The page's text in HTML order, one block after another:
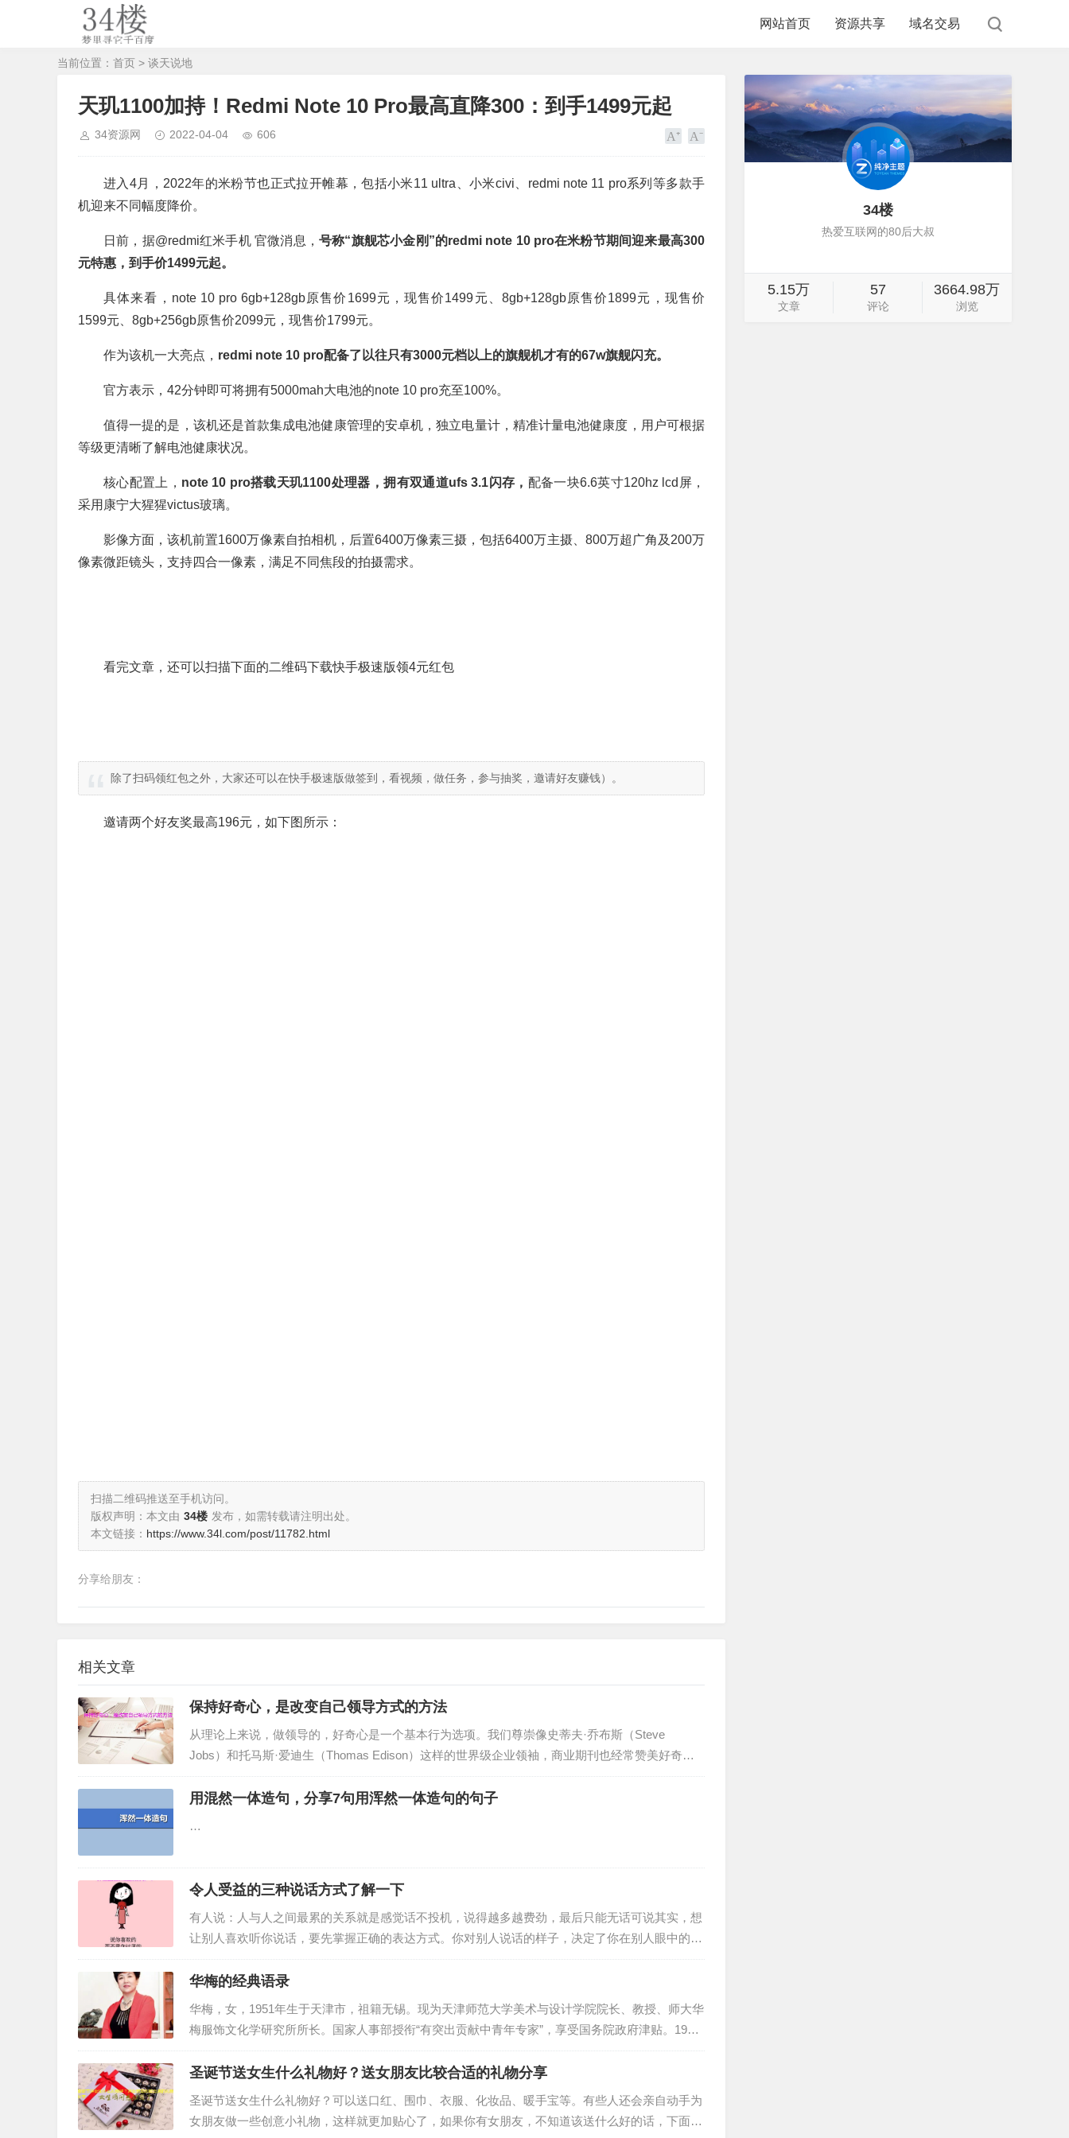
网站首页 资源共享 域名交易
当前位置： 首页 > 谈天说地
天玑1100加持！Redmi Note 10 Pro最高直降300：到手1499元起
34资源网 2022-04-04 606
进入4月，2022年的米粉节也正式拉开帷幕，包括小米11 ultra、小米civi、redmi note 11 pro系列等多款手
机迎来不同幅度降价。
日前，据@redmi红米手机 官微消息， 号称“旗舰芯小金刚”的redmi note 10 pro在米粉节期间迎来最高300
元特惠，到手价1499元起。
具体来看，note 10 pro 6gb+128gb原售价1699元，现售价1499元、8gb+128gb原售价1899元，现售价
1599元、8gb+256gb原售价2099元，现售价1799元。
作为该机一大亮点， redmi note 10 pro配备了以往只有3000元档以上的旗舰机才有的67w旗舰闪充。
官方表示，42分钟即可将拥有5000mah大电池的note 10 pro充至100%。
值得一提的是，该机还是首款集成电池健康管理的安卓机，独立电量计，精准计量电池健康度，用户可根据
等级更清晰了解电池健康状况。
核心配置上， note 10 pro搭载天玑1100处理器，拥有双通道ufs 3.1闪存， 配备一块6.6英寸120hz lcd屏，
采用康宁大猩猩victus玻璃。
影像方面，该机前置1600万像素自拍相机，后置6400万像素三摄，包括6400万主摄、800万超广角及200万
像素微距镜头，支持四合一像素，满足不同焦段的拍摄需求。
看完文章，还可以扫描下面的二维码下载快手极速版领4元红包
除了扫码领红包之外，大家还可以在快手极速版做签到，看视频，做任务，参与抽奖，邀请好友赚钱）。
邀请两个好友奖最高196元，如下图所示：
扫描二维码推送至手机访问。
版权声明：本文由 34楼 发布，如需转载请注明出处。
本文链接： https://www.34l.com/post/11782.html
分享给朋友：
相关文章
保持好奇心，是改变自己领导方式的方法
从理论上来说，做领导的，好奇心是一个基本行为选项。我们尊崇像史蒂夫·乔布斯（Steve
Jobs）和托马斯·爱迪生（Thomas Edison）这样的世界级企业领袖，商业期刊也经常赞美好奇心
是如何宝贵。但在日常实践中，谁有时间好奇这、好奇那…
用混然一体造句，分享7句用浑然一体造句的句子
…
令人受益的三种说话方式了解一下
有人说：人与人之间最累的关系就是感觉话不投机，说得越多越费劲，最后只能无话可说其实，想
让别人喜欢听你说话，要先掌握正确的表达方式。你对别人说话的样子，决定了你在别人眼中的样
子。…
华梅的经典语录
华梅，女，1951年生于天津市，祖籍无锡。现为天津师范大学美术与设计学院院长、教授、师大华
梅服饰文化学研究所所长。国家人事部授衔“有突出贡献中青年专家”，享受国务院政府津贴。1997
年天津市劳动模范，1998年全国教育系统巾帼建功标兵、全国…
圣诞节送女生什么礼物好？送女朋友比较合适的礼物分享
圣诞节送女生什么礼物好？可以送口红、围巾、衣服、化妆品、暖手宝等。有些人还会亲自动手为
女朋友做一些创意小礼物，这样就更加贴心了，如果你有女朋友，不知道该送什么好的话，下面小
34楼
热爱互联网的80后大叔
5.15万
文章
57
评论
3664.98万
浏览